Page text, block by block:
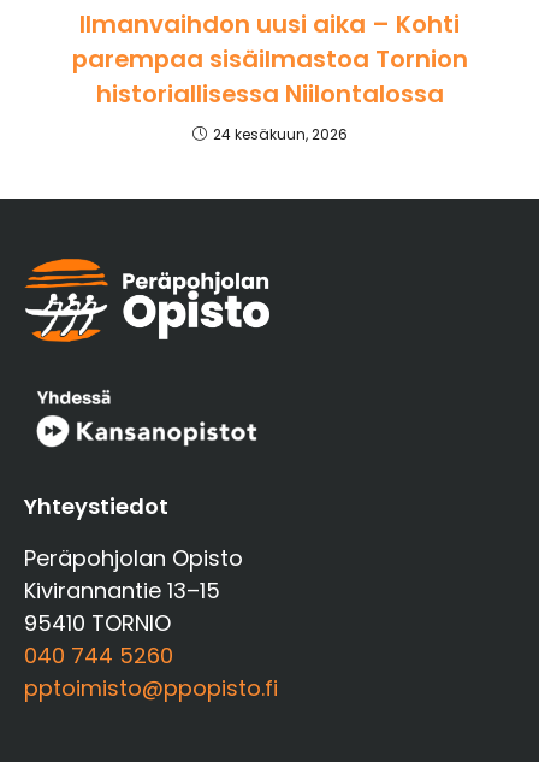
Ilmanvaihdon uusi aika – Kohti
parempaa sisäilmastoa Tornion
historiallisessa Niilontalossa
24 kesäkuun, 2026
Yhteystiedot
Peräpohjolan Opisto
Kivirannantie 13–15
95410 TORNIO
040 744 5260
pptoimisto@ppopisto.fi